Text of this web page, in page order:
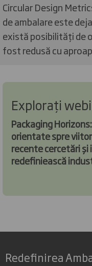
Circular Design
de ambalare este
există posibilități de
fost redusă cu
Explorați
Packaging
orientate spre
recente cercetări și
redefiniească
la această
Redefinirea